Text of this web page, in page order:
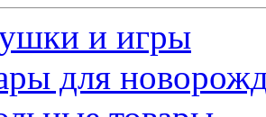
и игры
для